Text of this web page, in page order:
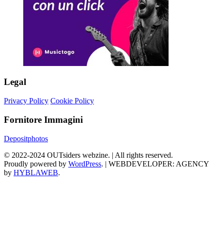
Legal
Privacy Policy Cookie Policy
Fornitore Immagini
Depositphotos
© 2022-2024 OUTsiders webzine. | All rights reserved.
Proudly powered by WordPress. | WEBDEVELOPER: AGENCY
by HYBLAWEB.